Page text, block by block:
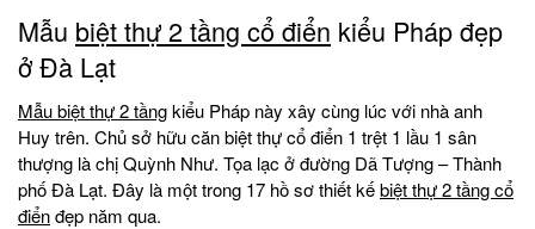
Mẫu biệt thự 2 tầng cổ điển kiểu Pháp đẹp
ở Đà Lạt
Mẫu biệt thự 2 tầngkiểu Pháp này xây cùng lúc với nhà anh
Huy trên. Chủ sở hữu căn biệt thự cổ điển 1 trệt 1 lầu 1 sân
thượng là chị Quỳnh Như. Tọa lạc ở đường Dã Tượng – Thành
phố Đà Lạt. Đây là một trong 17 hồ sơ thiết kếbiệt thự 2 tầng cổ
điểnđẹp năm qua.